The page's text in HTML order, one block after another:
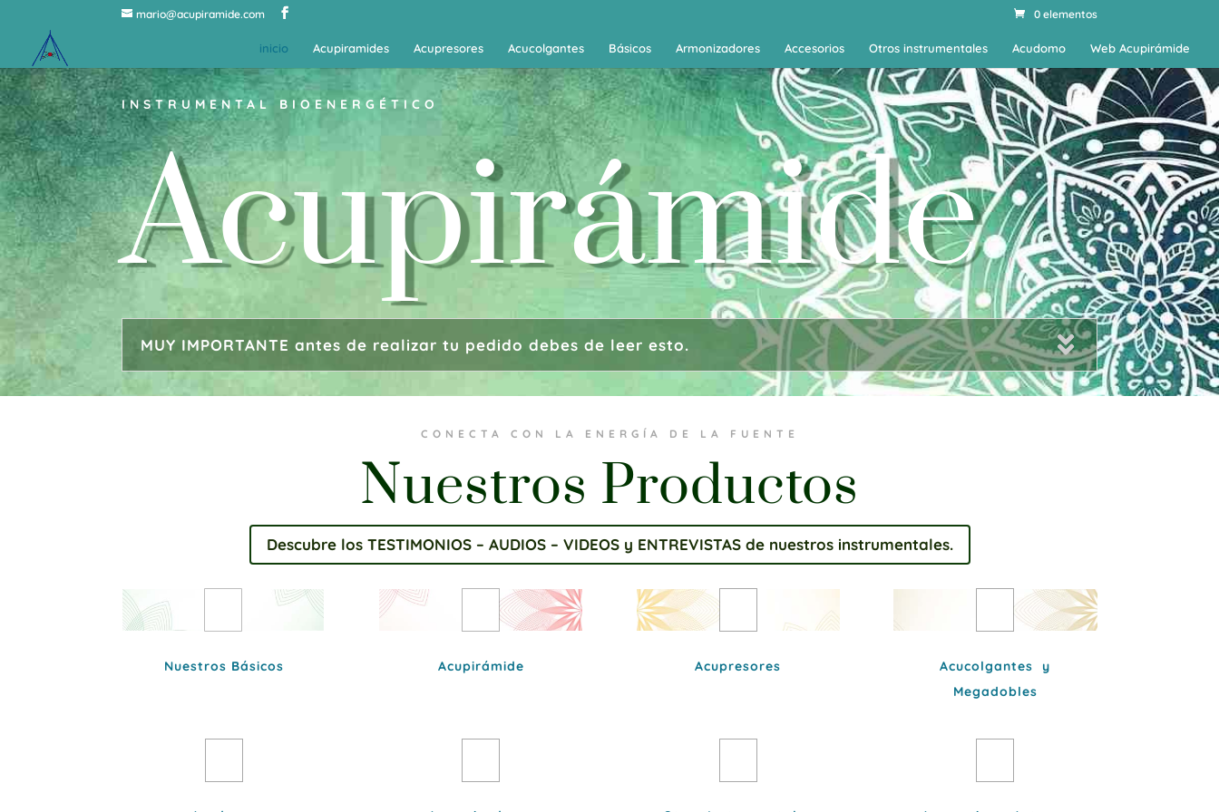
mario@acupiramide.com 0 elementos
inicio Acupiramides Acupresores Acucolgantes Básicos Armonizadores Accesorios Otros instrumentales Acudomo Web Acupirámide
INSTRUMENTAL BIOENERGÉTICO
Acupirámide
MUY IMPORTANTE antes de realizar tu pedido debes de leer esto.
CONECTA CON LA ENERGÍA DE LA FUENTE
Nuestros Productos
Descubre los TESTIMONIOS – AUDIOS – VIDEOS y ENTREVISTAS de nuestros instrumentales.
Nuestros Básicos Acupirámide Acupresores
Acucolgantes y
Megadobles